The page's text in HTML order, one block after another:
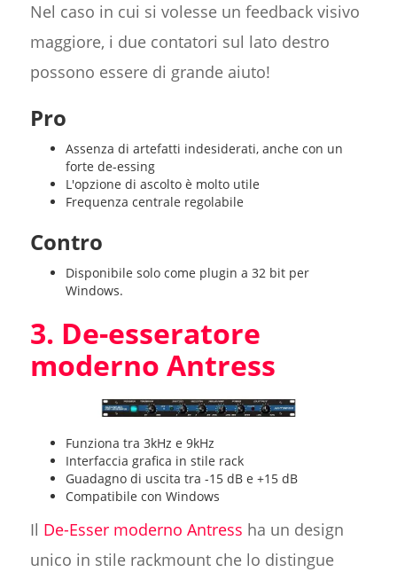
Nel caso in cui si volesse un feedback visivo
maggiore, i due contatori sul lato destro
possono essere di grande aiuto!
Pro
Assenza di artefatti indesiderati, anche con un
forte de-essing
L'opzione di ascolto è molto utile
Frequenza centrale regolabile
Contro
Disponibile solo come plugin a 32 bit per
Windows.
3. De-esseratore
moderno Antress
Funziona tra 3kHz e 9kHz
Interfaccia grafica in stile rack
Guadagno di uscita tra -15 dB e +15 dB
Compatibile con Windows
Il De-Esser moderno Antress ha un design
unico in stile rackmount che lo distingue